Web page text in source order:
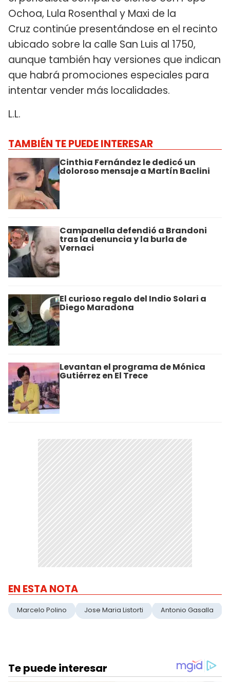
Ochoa, Lula Rosenthal y Maxi de la
Cruz continúe presentándose en el recinto
ubicado sobre la calle San Luis al 1750,
aunque también hay versiones que indican
que habrá promociones especiales para
intentar vender más localidades.
L.L.
TAMBIÉN TE PUEDE INTERESAR
Cinthia Fernández le dedicó un
doloroso mensaje a Martín Baclini
Campanella defendió a Brandoni
tras la denuncia y la burla de
Vernaci
El curioso regalo del Indio Solari a
Diego Maradona
Levantan el programa de Mónica
Gutiérrez en El Trece
EN ESTA NOTA
Marcelo Polino Jose Maria Listorti Antonio Gasalla